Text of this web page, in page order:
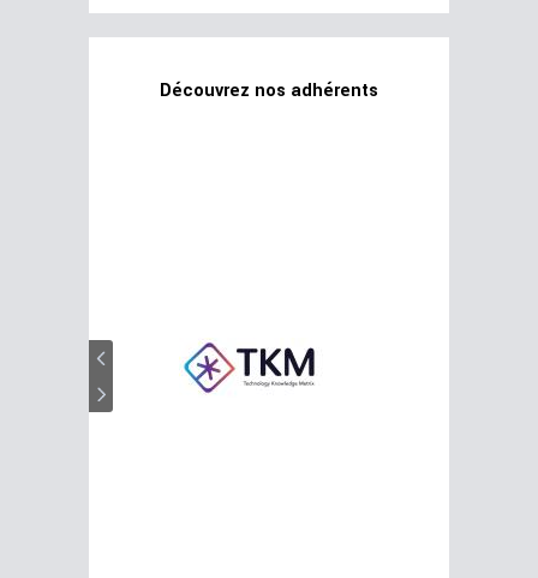
Découvrez nos adhérents